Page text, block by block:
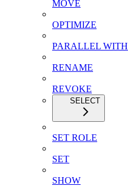
MOVE
OPTIMIZE
PARALLEL WITH
RENAME
REVOKE
SELECT
SET ROLE
SET
SHOW